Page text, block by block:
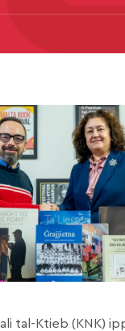
tal-Ktieb (KNK)